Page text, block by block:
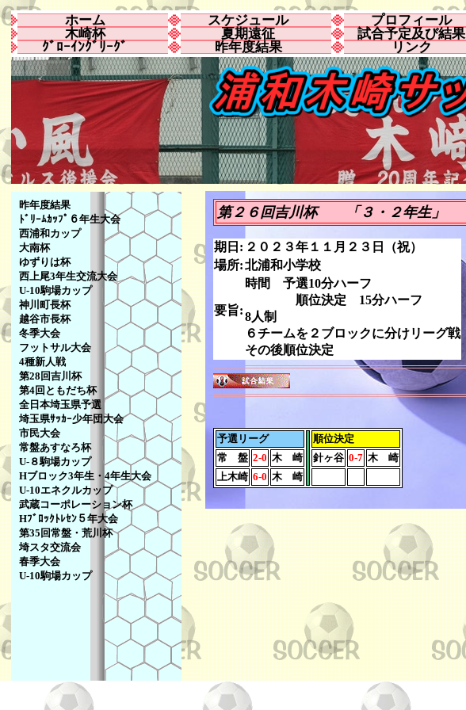
ホーム スケジュール プロフィール
木崎杯
夏期遠征 試合予定及び結果
ｸﾞﾛｰｲﾝｸﾞﾘｰｸﾞ
昨年度結果 リンク
昨年度結果
ﾄﾞﾘｰﾑｶｯﾌﾟ６年生大会
西浦和カップ
大南杯
ゆずりは杯
西上尾3年生交流大会
U-10駒場カップ
神川町長杯
越谷市長杯
冬季大会
フットサル大会
4種新人戦
第28回吉川杯
第4回ともだち杯
全日本埼玉県予選
埼玉県ｻｯｶｰ少年団大会
市民大会
常盤あすなろ杯
U-８駒場カップ
Hブロック3年生・4年生大会
U-10エネクルカップ
武蔵コーポレーション杯
Hﾌﾞﾛｯｸﾄﾚｾﾝ５年大会
第35回常盤・荒川杯
埼スタ交流会
春季大会
U-10駒場カップ
第２６回吉川杯 「３・２年生」
期日: ２０２３年１１月２３日（祝）
場所:北浦和小学校
要旨:
時間 予選10分ハーフ
順位決定 15分ハーフ
8人制
６チームを２ブロックに分けリーグ戦
その後順位決定
予選リーグ
順位決定
常 盤 2-0 木 崎 針ヶ谷 0-7 木 崎
上木崎 6-0 木 崎